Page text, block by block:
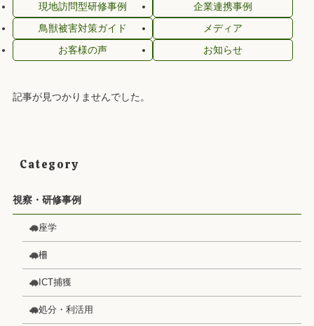
現地訪問型研修事例
企業連携事例
鳥獣被害対策ガイド
メディア
お客様の声
お知らせ
記事が見つかりませんでした。
Category
視察・研修事例
座学
柵
ICT捕獲
処分・利活用